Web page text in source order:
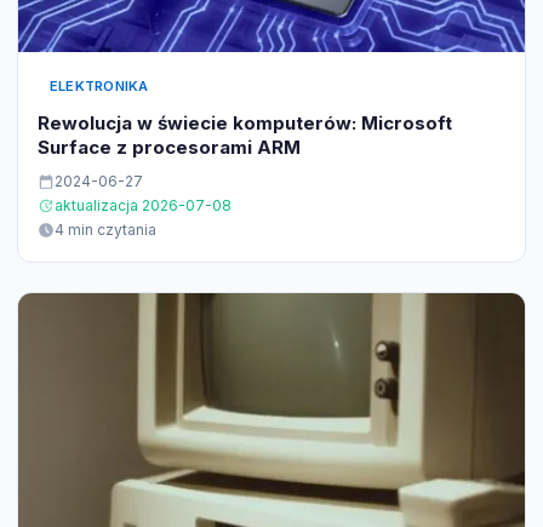
ELEKTRONIKA
Rewolucja w świecie komputerów: Microsoft
Surface z procesorami ARM
2024-06-27
aktualizacja 2026-07-08
4 min czytania